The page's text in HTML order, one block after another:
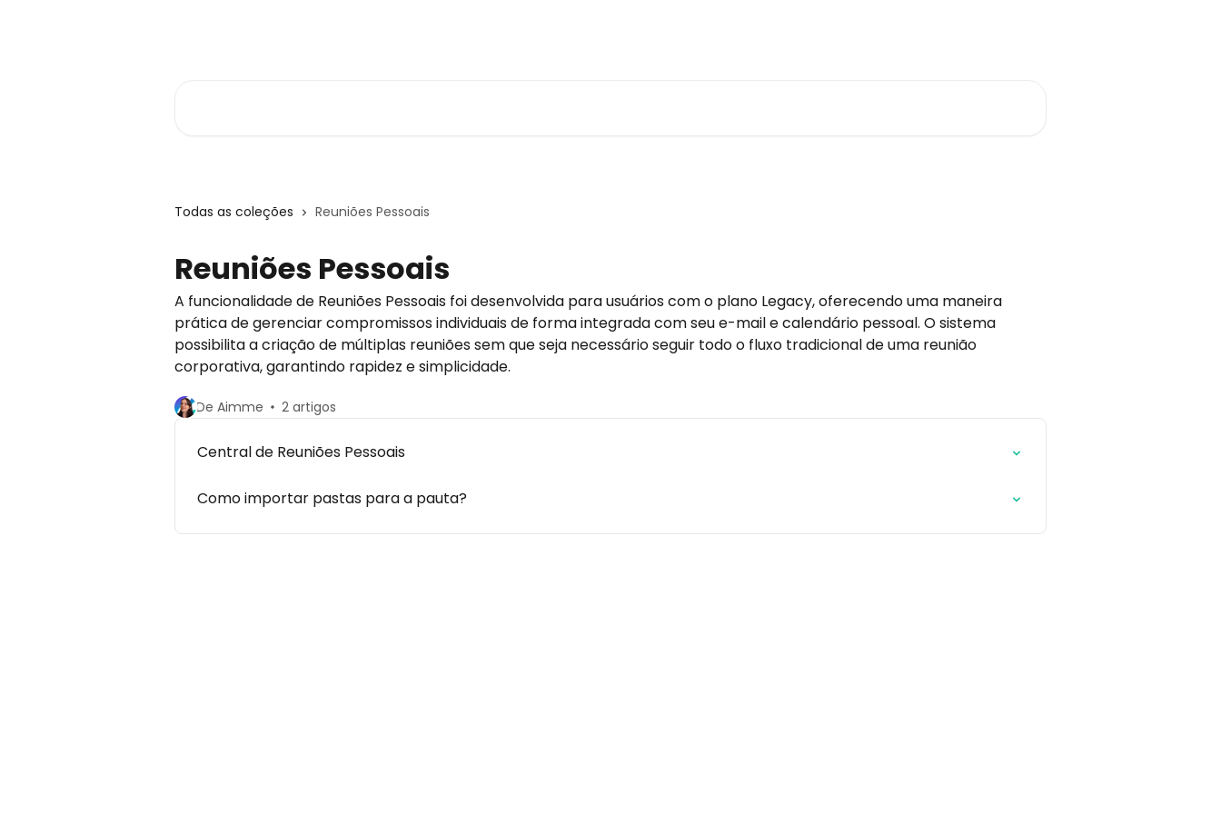
Todas as coleções Reuniões Pessoais
Reuniões Pessoais
A funcionalidade de Reuniões Pessoais foi desenvolvida para usuários com o plano Legacy, oferecendo uma maneira
prática de gerenciar compromissos individuais de forma integrada com seu e-mail e calendário pessoal. O sistema
possibilita a criação de múltiplas reuniões sem que seja necessário seguir todo o fluxo tradicional de uma reunião
corporativa, garantindo rapidez e simplicidade.
De Aimme 2 artigos
Central de Reuniões Pessoais
Como importar pastas para a pauta?